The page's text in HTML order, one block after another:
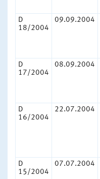
D
18/2004
09.09.2004
D
17/2004
08.09.2004
D
16/2004
22.07.2004
D
15/2004
07.07.2004